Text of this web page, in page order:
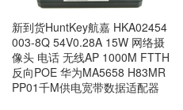
新到货HuntKey航嘉 HKA02454
003-8Q 54V0.28A 15W 网络摄
像头 电话 无线AP 1000M FTTH
反向POE 华为MA5658 H83MR
PP01千M供电宽带数据适配器